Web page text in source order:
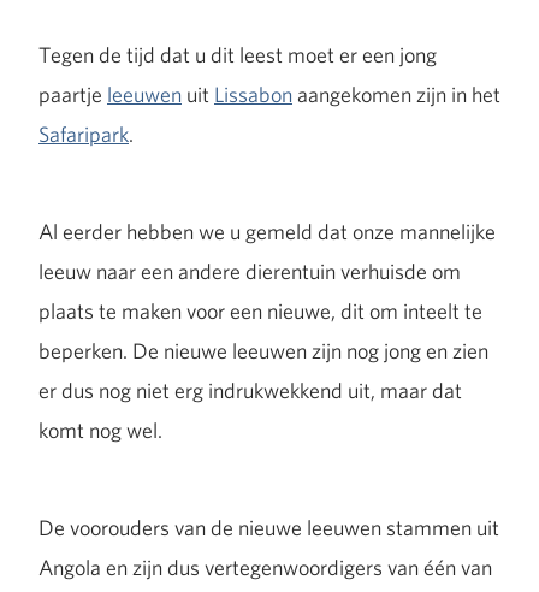
Tegen de tijd dat u dit leest moet er een jong
paartje leeuwen uit Lissabon aangekomen zijn in het
Safaripark.
Al eerder hebben we u gemeld dat onze mannelijke
leeuw naar een andere dierentuin verhuisde om
plaats te maken voor een nieuwe, dit om inteelt te
beperken. De nieuwe leeuwen zijn nog jong en zien
er dus nog niet erg indrukwekkend uit, maar dat
komt nog wel.
De voorouders van de nieuwe leeuwen stammen uit
Angola en zijn dus vertegenwoordigers van één van